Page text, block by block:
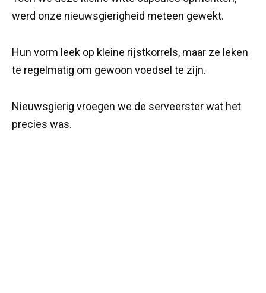
werd onze nieuwsgierigheid meteen gewekt.
Hun vorm leek op kleine rijstkorrels, maar ze leken
te regelmatig om gewoon voedsel te zijn.
Nieuwsgierig vroegen we de serveerster wat het
precies was.